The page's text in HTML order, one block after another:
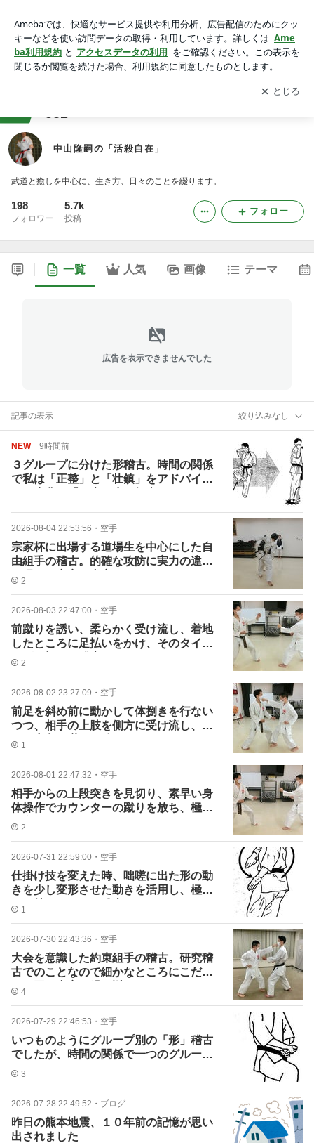
アプリをダウンロードして ブログの更新通知
を受け取りまし
ょう。
開く
532
中山隆嗣の「活殺自在」
武道と癒しを中心に、生き方、日々のことを綴ります。
198
フォロワー
5.7k
投稿
フォロー
一覧 人気 画像 テーマ
広告を表示できませんでした
記事の表示 絞り込みなし
NEW 9時間前
３グループに分けた形稽古。時間の関係
で私は「正整」と「壮鎮」をアドバイ
2026-08-04 22:53:56 ・ 空手
宗家杯に出場する道場生を中心にした自
由組手の稽古。的確な攻防に実力の違い
が現れた充実の内容
2
2026-08-03 22:47:00 ・ 空手
前蹴りを誘い、柔らかく受け流し、着地
したところに足払いをかけ、そのタイミ
ングで極める稽古
2
2026-08-02 23:27:09 ・ 空手
前足を斜め前に動かして体捌きを行ない
つつ、相手の上肢を側方に受け流し、空
いた中段に蹴りを放つ
1
2026-08-01 22:47:32 ・ 空手
相手からの上段突きを見切り、素早い身
体操作でカウンターの蹴りを放ち、極め
の突きにつなげる稽古
2
2026-07-31 22:59:00 ・ 空手
仕掛け技を変えた時、咄嗟に出た形の動
きを少し変形させた動きを活用し、極め
まで持っていった稽古
1
2026-07-30 22:43:36 ・ 空手
大会を意識した約束組手の稽古。研究稽
古でのことなので細かなところにこだわ
り、同じ内容を繰り返す
4
2026-07-29 22:46:53 ・ 空手
いつものようにグループ別の「形」稽古
でしたが、時間の関係で一つのグループ
のみのアドバイス
3
2026-07-28 22:49:52 ・ ブログ
昨日の熊本地震、１０年前の記憶が思い
出されました